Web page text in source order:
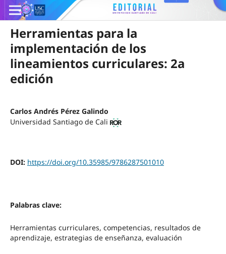
Herramientas para la
implementación de los
lineamientos curriculares: 2a
edición
Carlos Andrés Pérez Galindo
Universidad Santiago de Cali
DOI: https://doi.org/10.35985/9786287501010
Palabras clave:
Herramientas curriculares, competencias, resultados de
aprendizaje, estrategias de enseñanza, evaluación